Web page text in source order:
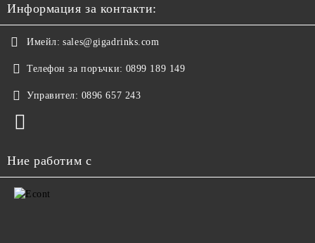
Информация за контакти:
Имейл: sales@gigadrinks.com
Телефон за поръчки: 0899 189 149
Управител: 0896 657 243
Ние работим с